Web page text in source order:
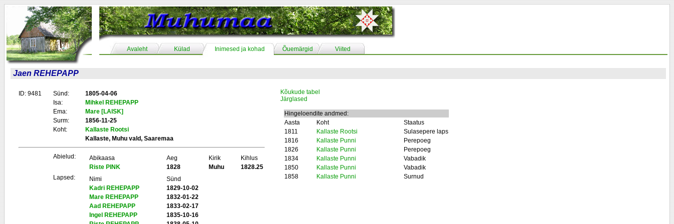
Avaleht Külad Inimesed ja kohad Õuemärgid Viited
Jaen REHEPAPP
ID: 9481 Sünd:
1805-04-06
Isa:
Mihkel REHEPAPP
Ema:
Mare [LAISK]
Surm:
1856-11-25
Koht:
Kallaste Rootsi
Kallaste, Muhu vald, Saaremaa
Abielud: Abikaasa Aeg Kirik
Kihlus
Riste PINK
1828 Muhu
1828.25
Lapsed:
Nimi
Sünd
Kadri REHEPAPP
1829-10-02
Mare REHEPAPP
1832-01-22
Aad REHEPAPP
1833-02-17
Ingel REHEPAPP
1835-10-16
Kõukude tabel
Järglased
Hingeloendite andmed:
Aasta
Koht
Staatus
1811
Kallaste Rootsi
Sulasepere laps
1816
Kallaste Punni
Perepoeg
1826
Kallaste Punni
Perepoeg
1834
Kallaste Punni
Vabadik
1850
Kallaste Punni
Vabadik
1858
Kallaste Punni Surnud